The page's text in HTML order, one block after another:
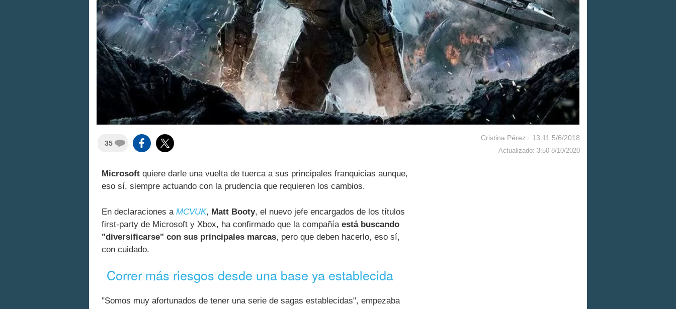
35
Cristina Pérez · 13:11 5/6/2018
Actualizado: 3:50 8/10/2020
Microsoft quiere darle una vuelta de tuerca a sus principales franquicias aunque,
eso sí, siempre actuando con la prudencia que requieren los cambios.
En declaraciones a MCVUK, Matt Booty, el nuevo jefe encargados de los títulos
first-party de Microsoft y Xbox, ha confirmado que la compañía está buscando
"diversificarse" con sus principales marcas, pero que deben hacerlo, eso sí,
con cuidado.
Correr más riesgos desde una base ya establecida
"Somos muy afortunados de tener una serie de sagas establecidas", empezaba